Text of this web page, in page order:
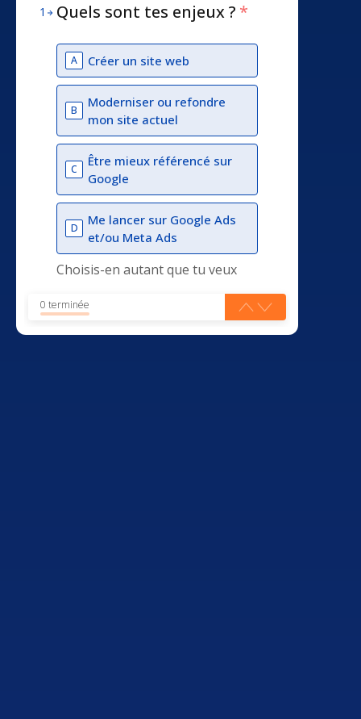
1 Quels sont tes enjeux ? *
A Créer un site web
B
Moderniser ou refondre
mon site actuel
C
Être mieux référencé sur
Google
D
Me lancer sur Google Ads
et/ou Meta Ads
Choisis-en autant que tu veux
0 terminée